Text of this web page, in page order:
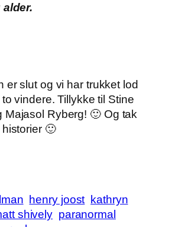
er slut og vi har trukket lod
vindere. Tillykke til Stine
Majasol Ryberg! 🙂 Og tak
🙂
henry joost kathryn
shively paranormal